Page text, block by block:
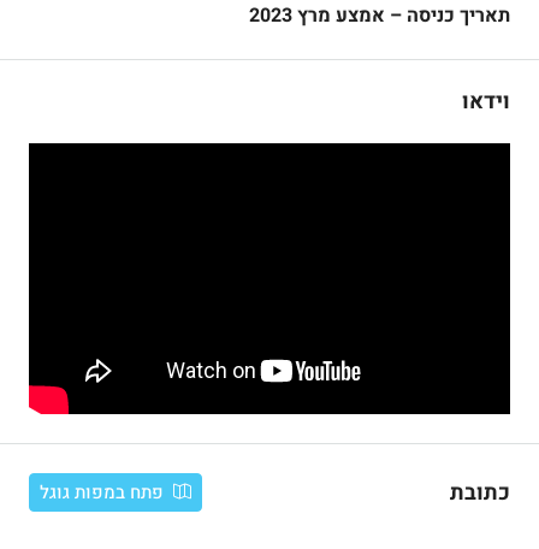
תאריך כניסה – אמצע מרץ 2023
וידאו
כתובת פתח במפות גוגל